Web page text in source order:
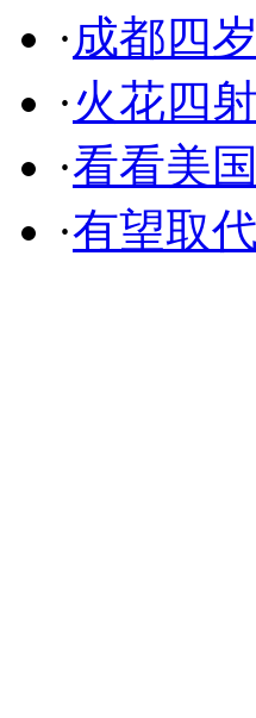
·成都四
·火花四
·看看美
·有望取